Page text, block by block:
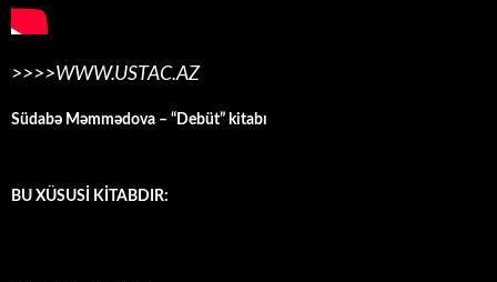
>>>>WWW.USTAC.AZ
Südabə Məmmədova – “Debüt” kitabı
BU XÜSUSİ KİTABDIR: